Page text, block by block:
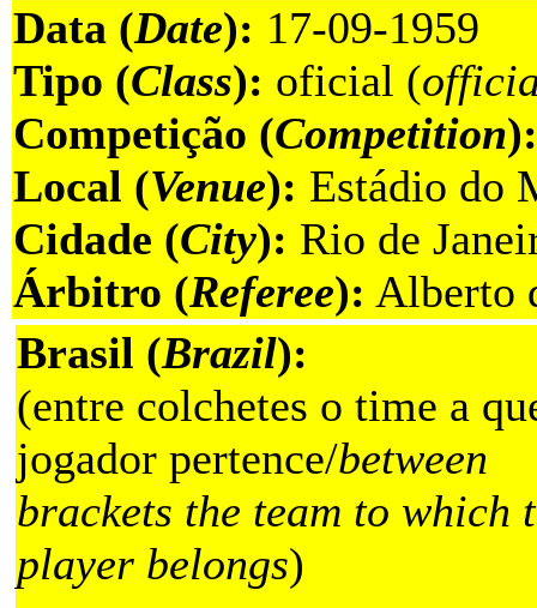
Data (Date): 17-09-1959
Tipo (Class): oficial (
Competição (Competition):
Local (Venue): Estádio do
Cidade (City): Rio de
Árbitro (Referee): Alberto
Brasil (Brazil):
(entre colchetes o time a
jogador pertence/between
brackets the team to which
player belongs)